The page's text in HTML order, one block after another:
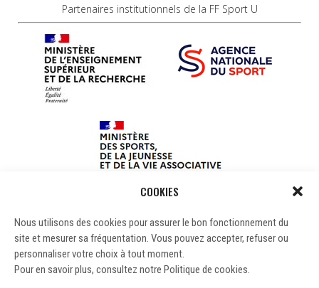
COOKIES
Nous utilisons des cookies pour assurer le bon fonctionnement du
site et mesurer sa fréquentation. Vous pouvez accepter, refuser ou
personnaliser votre choix à tout moment.
Pour en savoir plus, consultez notre Politique de cookies.
Partenaires institutionnels de la FF Sport U